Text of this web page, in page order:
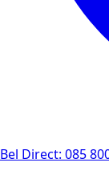
Bel Direct: 085